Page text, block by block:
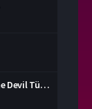
The Gangster, The Cop and The Devil Türkçe Dublaj İzle